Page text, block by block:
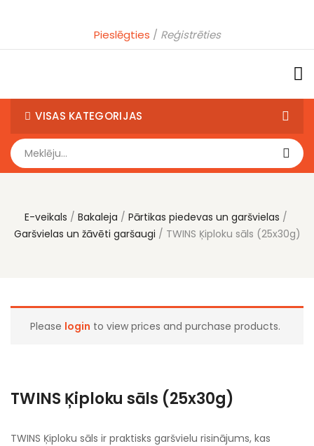
Pieslēgties Reģistrēties
VISAS KATEGORIJAS
E-veikals Bakaleja
Pārtikas piedevas un garšvielas
Garšvielas un žāvēti garšaugi
TWINS Ķiploku sāls (25x30g)
Please login to view prices and purchase products.
TWINS Ķiploku sāls (25x30g)
TWINS Ķiploku sāls ir praktisks garšvielu risinājums, kas